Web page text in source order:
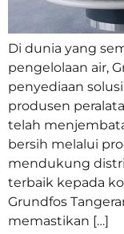
Di dunia yang
pengelolaan air,
penyediaan
produsen
telah
bersih melalui
mendukung
terbaik kepada
Grundfos
memastikan […]